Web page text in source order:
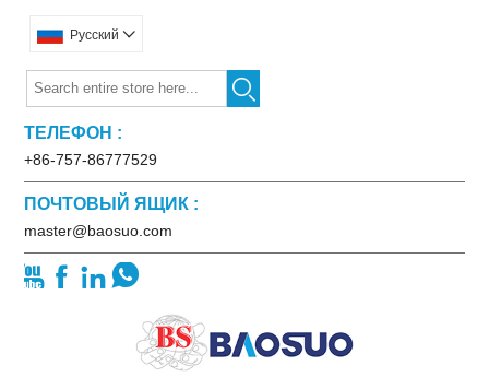
Pусский 

ТЕЛЕФОН :
+86-757-86777529
ПОЧТОВЫЙ ЯЩИК :
master@baosuo.com
   